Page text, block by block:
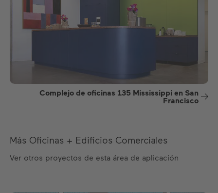
Complejo de oficinas 135 Mississippi en San
Francisco
Más Oficinas + Edificios Comerciales
Ver otros proyectos de esta área de aplicación